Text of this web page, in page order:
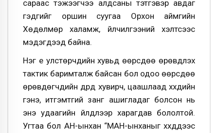
сараас тэжээгчээ алдсаны тэтгэвэр авдаг
гэдгийг оршин суугаа Орхон аймгийн
Хөдөлмөр халамж, үйлчилгээний хэлтсээс
мэдэгдээд байна.
Нэг үе улстөрчдийн хувьд өөрсдөө өрөвдүүлэх
тактик баримталж байсан бол одоо өөрсдөө
өрөвдөгчдийн дүрд хувирч, цаашлаад хүүхдийн
гэнэ, итгэмтгий занг ашигладаг болсон нь
энэ удаагийн үйлдлээр харагдав бололтой.
Угтаа бол АН-ынхан “МАН-ынханыг хүүхдүүдээс